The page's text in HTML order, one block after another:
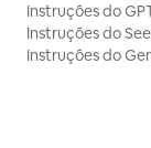
Instruções do
Instruções do
Instruções do